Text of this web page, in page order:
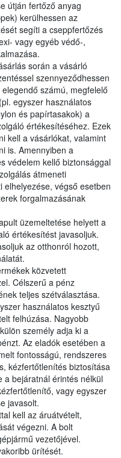
útján fertőző anyag
kerülhessen az
segíti a cseppfertőzés
vagy egyéb védő-,
során a vásárló
szennyeződhessen
számú, megfelelő
egyszer használatos
és papírtasakok) a
értékesítéséhez. Ezek
kell a vásárlókat, valamint
is. Amennyiben a
védelem kellő biztonsággal
átmeneti
végső esetben
forgalmazásának
üzemeltetése helyett a
értékesítést javasoljuk.
az otthonról hozott,
közvetett
Célszerű a pénz
teljes szétválasztása.
használatos kesztyű
felhúzása. Nagyobb
személy adja ki a
Az eladók esetében a
fontosságú, rendszeres
kézfertőtlenítés biztosítása
a bejáratnál érintés nélkül
vagy egyszer
javasolt.
kell az áruátvételt,
végezni. A bolt
vezetőjével.
ürítését.